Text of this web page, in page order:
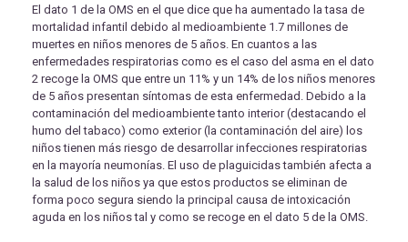
El dato 1 de la OMS en el que dice que ha aumentado la tasa de
mortalidad infantil debido al medioambiente 1.7 millones de
muertes en niños menores de 5 años. En cuantos a las
enfermedades respiratorias como es el caso del asma en el dato
2 recoge la OMS que entre un 11% y un 14% de los niños menores
de 5 años presentan síntomas de esta enfermedad. Debido a la
contaminación del medioambiente tanto interior (destacando el
humo del tabaco) como exterior (la contaminación del aire) los
niños tienen más riesgo de desarrollar infecciones respiratorias
en la mayoría neumonías. El uso de plaguicidas también afecta a
la salud de los niños ya que estos productos se eliminan de
forma poco segura siendo la principal causa de intoxicación
aguda en los niños tal y como se recoge en el dato 5 de la OMS.